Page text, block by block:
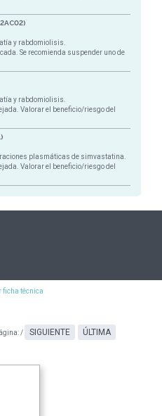
y rabdomiolisis.
Se recomienda suspender uno de
y rabdomiolisis.
Valorar el beneficio/riesgo del
plasmáticas de simvastatina.
Valorar el beneficio/riesgo del
ficha técnica
/ SIGUIENTE ÚLTIMA